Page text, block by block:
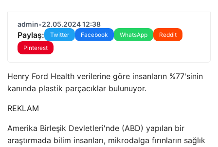
admin•22.05.2024 12:38
Paylaş: Twitter Facebook WhatsApp
Reddit
Pinterest
Henry Ford Health verilerine göre insanların %77'sinin
kanında plastik parçacıklar bulunuyor.
REKLAM
Amerika Birleşik Devletleri'nde (ABD) yapılan bir
araştırmada bilim insanları, mikrodalga fırınların sağlık